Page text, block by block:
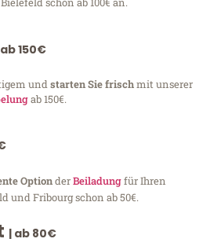
150€
undstarten Sie frischmit unserer
ab 150€.
OptionderBeiladungfür Ihren
und Fribourg schon ab 50€.
| ab 80€